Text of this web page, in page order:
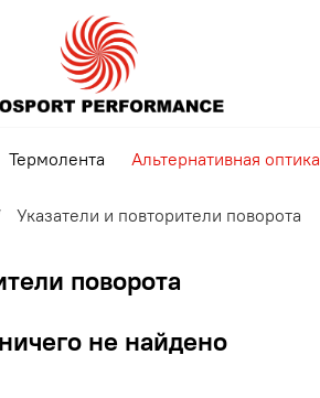
Термолента Альтернативная оптика
Указатели и повторители поворота
поворота
не найдено